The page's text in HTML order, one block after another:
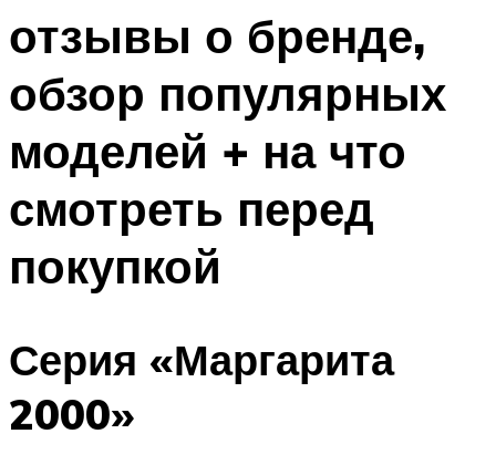
отзывы о бренде,
обзор популярных
моделей + на что
смотреть перед
покупкой
Серия «Маргарита
2000»